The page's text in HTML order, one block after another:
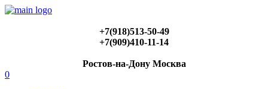
+7(918)513-50-49
+7(909)410-11-14
Ростов-на-Дону Москва
0